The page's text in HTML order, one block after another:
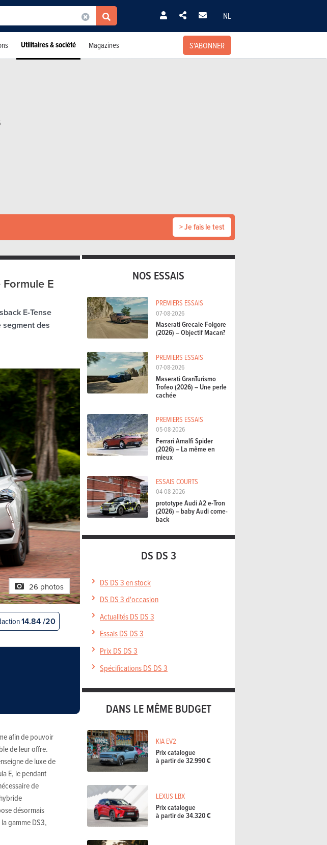
NL
Utilitaires & société Magazines S'ABONNER
> Je fais le test
E
E-Tense
des
26 photos
14.84 /20
afin de pouvoir
de leur offre.
de luxe de
E, le pendant
de
désormais
gamme DS3,
NOS ESSAIS
PREMIERS ESSAIS
07-08-2026
Maserati Grecale Folgore
(2026) – Objectif Macan?
PREMIERS ESSAIS
07-08-2026
Maserati GranTurismo
Trofeo (2026) – Une perle
cachée
PREMIERS ESSAIS
05-08-2026
Ferrari Amalfi Spider
(2026) – La même en
mieux
ESSAIS COURTS
04-08-2026
prototype Audi A2 e-Tron
(2026) – baby Audi come-
back
DS DS 3
DS DS 3 en stock
DS DS 3 d'occasion
Actualités DS DS 3
Essais DS DS 3
Prix DS DS 3
Spécifications DS DS 3
DANS LE MÊME BUDGET
KIA EV2
Prix catalogue
à partir de 32.990 €
LEXUS LBX
Prix catalogue
à partir de 34.320 €